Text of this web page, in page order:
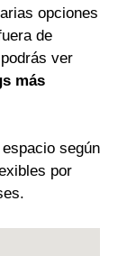
opciones
de
ver
más
según
por